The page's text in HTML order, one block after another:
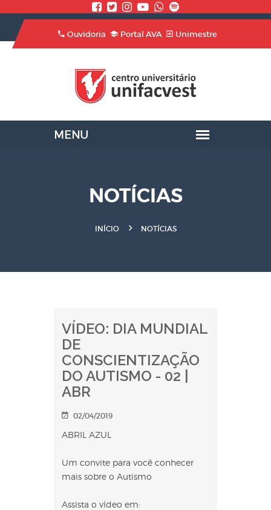
Ouvidoria Portal AVA Unimestre
NOTÍCIAS
INÍCIO NOTÍCIAS
VÍDEO: DIA MUNDIAL
DE
CONSCIENTIZAÇÃO
DO AUTISMO - 02 |
ABR
02/04/2019
ABRIL AZUL
Um convite para você conhecer
mais sobre o Autismo
Assista o vídeo em: